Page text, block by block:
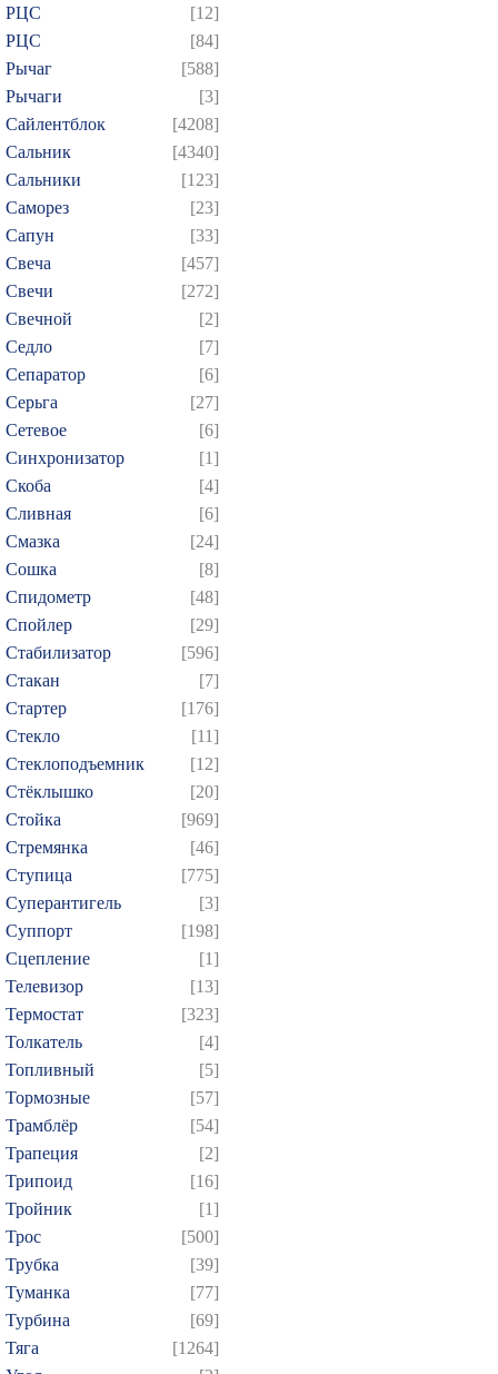
РЦC
[12]
РЦС
[84]
Рычаг
[588]
Рычаги
[3]
Сайлентблок
[4208]
Сальник
[4340]
Сальники
[123]
Саморез
[23]
Сапун
[33]
Свеча
[457]
Свечи
[272]
Свечной
[2]
Седло
[7]
Сепаратор
[6]
Серьга
[27]
Сетевое
[6]
Синхронизатор
[1]
Скоба
[4]
Сливная
[6]
Смазка
[24]
Сошка
[8]
Спидометр
[48]
Спойлер
[29]
Стабилизатор
[596]
Стакан
[7]
Стартер
[176]
Стекло
[11]
Стеклоподъемник
[12]
Стёклышко
[20]
Стойка
[969]
Стремянка
[46]
Ступица
[775]
Суперантигель
[3]
Суппорт
[198]
Сцепление
[1]
Телевизор
[13]
Термостат
[323]
Толкатель
[4]
Топливный
[5]
Тормозные
[57]
Трамблёр
[54]
Трапеция
[2]
Трипоид
[16]
Тройник
[1]
Трос
[500]
Трубка
[39]
Туманка
[77]
Турбина
[69]
Тяга
[1264]